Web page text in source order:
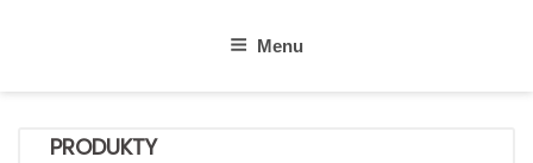
Menu
PRODUKTY